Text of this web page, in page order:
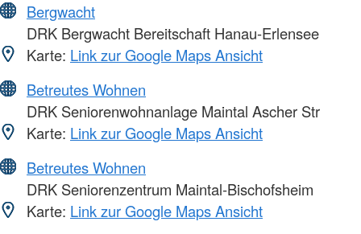
Bergwacht
DRK Bergwacht Bereitschaft Hanau-Erlensee
Karte: Link zur Google Maps Ansicht
Betreutes Wohnen
DRK Seniorenwohnanlage Maintal Ascher Str
Karte: Link zur Google Maps Ansicht
Betreutes Wohnen
DRK Seniorenzentrum Maintal-Bischofsheim
Karte: Link zur Google Maps Ansicht